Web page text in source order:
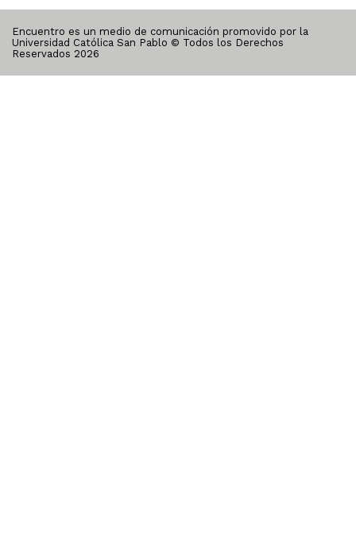
Encuentro es un medio de comunicación promovido por la
Universidad Católica San Pablo © Todos los Derechos
Reservados 2026